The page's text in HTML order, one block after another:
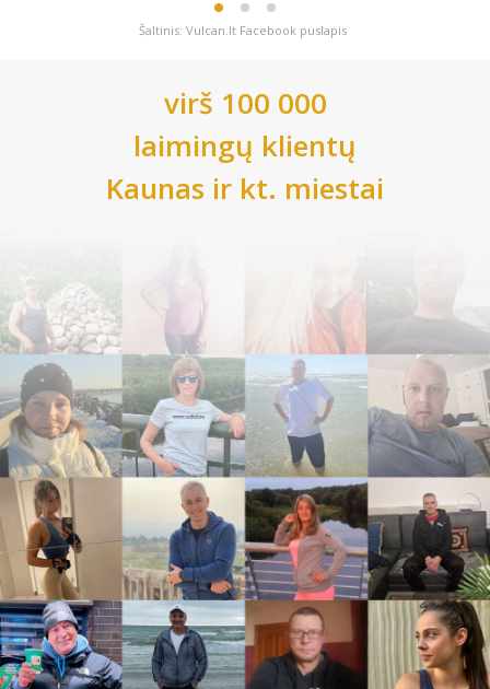
Šaltinis: Vulcan.lt Facebook puslapis
virš 100 000
laimingų klientų
Kaunas ir kt. miestai